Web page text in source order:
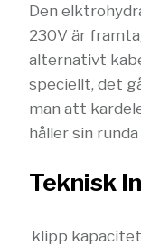
Den
230V är
alternativt
speciellt, det
man att
håller sin
Teknisk
klipp kapacitet